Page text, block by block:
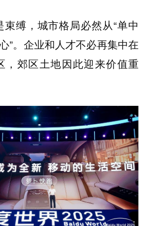
束缚，城市格局必然从“单中
”。企业和人才不必再集中在
，郊区土地因此迎来价值重